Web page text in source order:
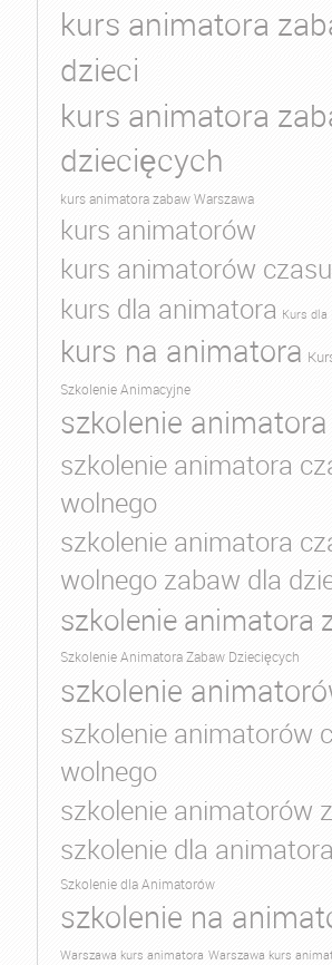
kurs animatora
dzieci
kurs animatora
dziecięcych
kurs animatora zabaw Warszawa
kurs animatorów
kurs animatorów
kurs dla animatora Kurs dla
kurs na animatora
Szkolenie Animacyjne
szkolenie animatora
szkolenie animatora
wolnego
szkolenie animatora
wolnego zabaw dla
szkolenie animatora
Szkolenie Animatora Zabaw Dziecięcych
szkolenie
szkolenie animatorów
wolnego
szkolenie animatorów
szkolenie dla animatora
Szkolenie dla Animatorów
szkolenie na
Warszawa kurs animatora Warszawa kurs